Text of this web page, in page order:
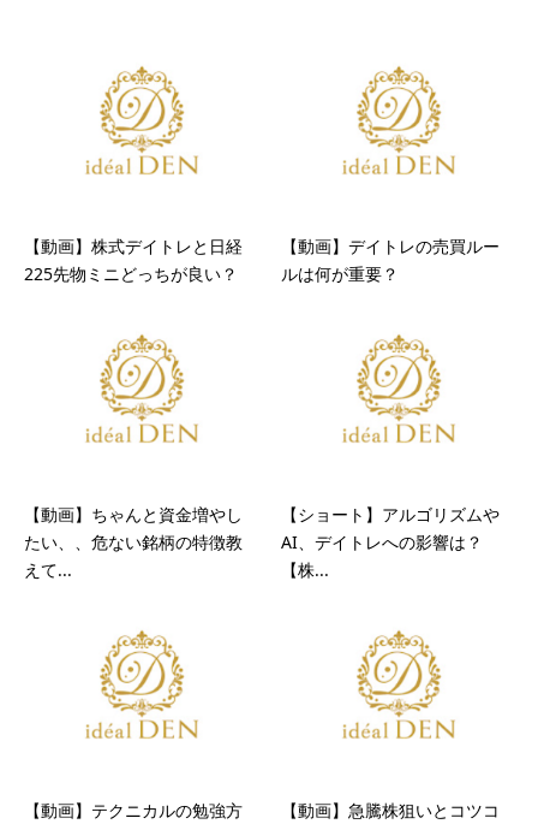
【動画】株式デイトレと日経
225先物ミニどっちが良い？
【動画】デイトレの売買ルー
ルは何が重要？
【動画】ちゃんと資金増やし
たい、、危ない銘柄の特徴教
えて...
【ショート】アルゴリズムや
AI、デイトレへの影響は？
【株...
【動画】テクニカルの勉強方
【動画】急騰株狙いとコツコ